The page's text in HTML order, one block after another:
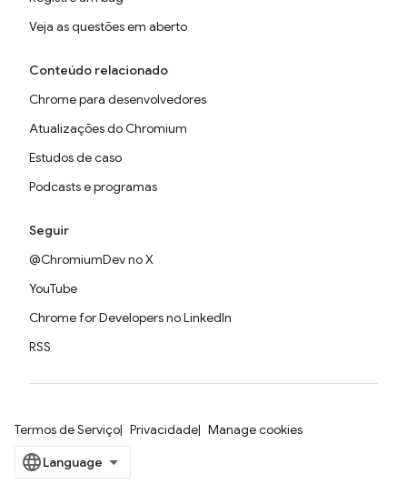
Veja as questões em aberto
Conteúdo relacionado
Chrome para desenvolvedores
Atualizações do Chromium
Estudos de caso
Podcasts e programas
Seguir
@ChromiumDev no X
YouTube
Chrome for Developers no LinkedIn
RSS
Termos de Serviço Privacidade Manage cookies